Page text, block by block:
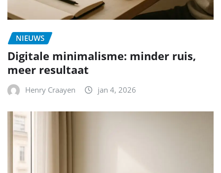
NIEUWS
Digitale minimalisme: minder ruis,
meer resultaat
Henry Craayen jan 4, 2026